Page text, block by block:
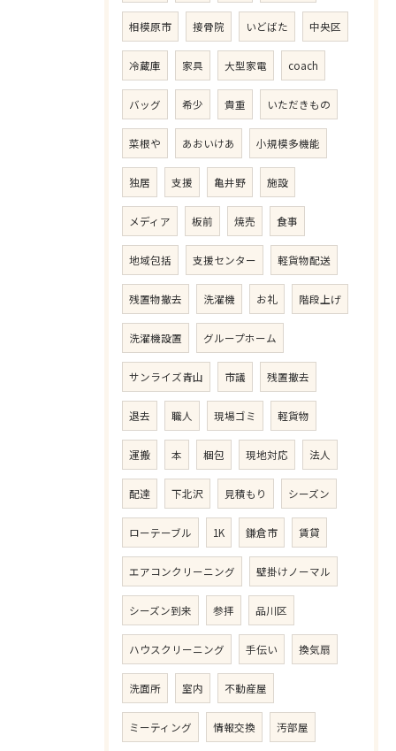
相模原市 接骨院 いどばた 中央区
冷蔵庫 家具 大型家電 coach
バッグ 希少 貴重 いただきもの
菜根や あおいけあ 小規模多機能
独居 支援 亀井野 施設
メディア 板前 焼売 食事
地域包括 支援センター 軽貨物配送
残置物撤去 洗濯機 お礼 階段上げ
洗濯機設置 グループホーム
サンライズ青山 市議 残置撤去
退去 職人 現場ゴミ 軽貨物
運搬 本 梱包 現地対応 法人
配達 下北沢 見積もり シーズン
ローテーブル 1K 鎌倉市 賃貸
エアコンクリーニング 壁掛けノーマル
シーズン到来 参拝 品川区
ハウスクリーニング 手伝い 換気扇
洗面所 室内 不動産屋
ミーティング 情報交換 汚部屋